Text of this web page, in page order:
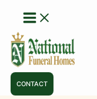
contenido
CONTACT